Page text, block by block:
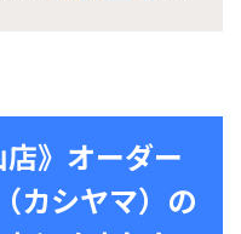
店》オーダー
カシヤマ）の